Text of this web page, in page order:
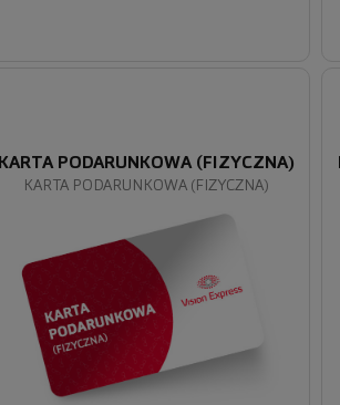
KARTA PODARUNKOWA (FIZYCZNA)
KARTA PODARUNKOWA (FIZYCZNA)